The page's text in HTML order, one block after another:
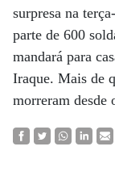
surpresa na
parte de 600
mandará para
Iraque. Mais de
morreram desde